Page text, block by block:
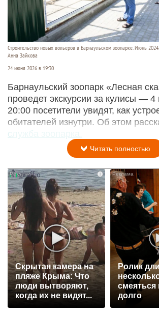
Строительство новых вольеров в Барнаульском зоопарке. Июнь 2024.
Анна Зайкова
24 июня 2026 в 19:30
Барнаульский зоопарк «Лесная
проведет экскурсии за кулисы —
20:00 посетители увидят, как
обитателей изнутри. Об этом
служба зоопарка.
Читать полностью
i
Скрытая камера на
пляже Крыма: Что
люди вытворяют,
когда их не видят...
Ролик
смеяться
долго